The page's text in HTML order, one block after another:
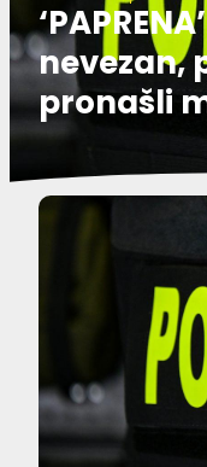
nevezan,
pronašli